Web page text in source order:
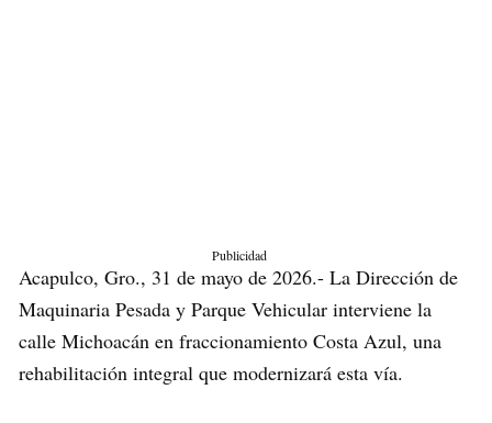
Publicidad
Acapulco, Gro., 31 de mayo de 2026.- La Dirección de
Maquinaria Pesada y Parque Vehicular interviene la
calle Michoacán en fraccionamiento Costa Azul, una
rehabilitación integral que modernizará esta vía.